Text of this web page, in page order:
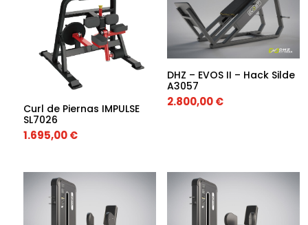
Curl de Piernas IMPULSE
SL7026
1.695,00€
DHZ – EVOS II – Hack Silde
A3057
2.800,00€